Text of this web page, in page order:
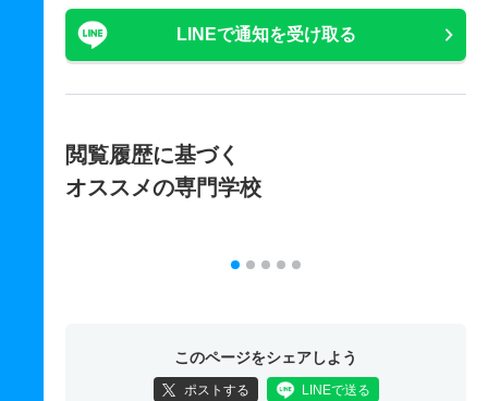
LINEで通知を受け取る
閲覧履歴に基づく
オススメの専門学校
このページをシェアしよう
ポストする LINEで送る